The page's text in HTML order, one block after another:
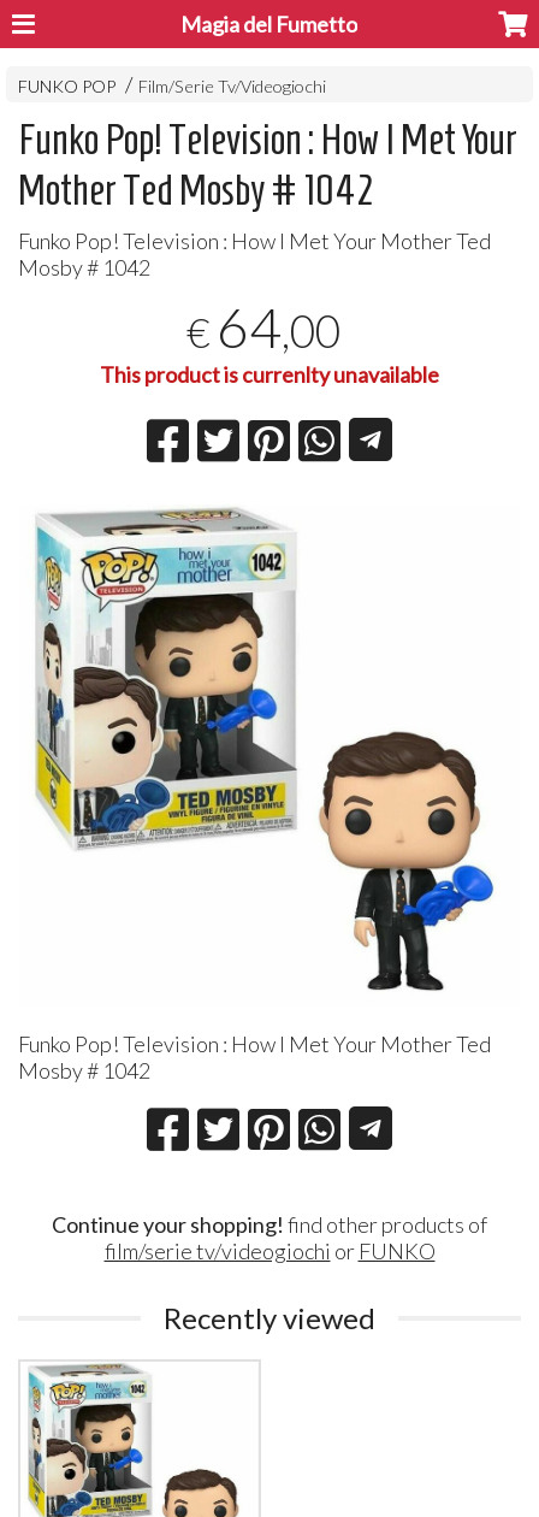
Magia del Fumetto
FUNKO POP Film/Serie Tv/Videogiochi
Funko Pop! Television : How I Met Your
Mother Ted Mosby # 1042
Funko Pop! Television : How I Met Your Mother Ted
Mosby # 1042
€ 64,00
This product is currenlty unavailable
Funko Pop! Television : How I Met Your Mother Ted
Mosby # 1042
Continue your shopping! find other products of
film/serie tv/videogiochi or FUNKO
Recently viewed